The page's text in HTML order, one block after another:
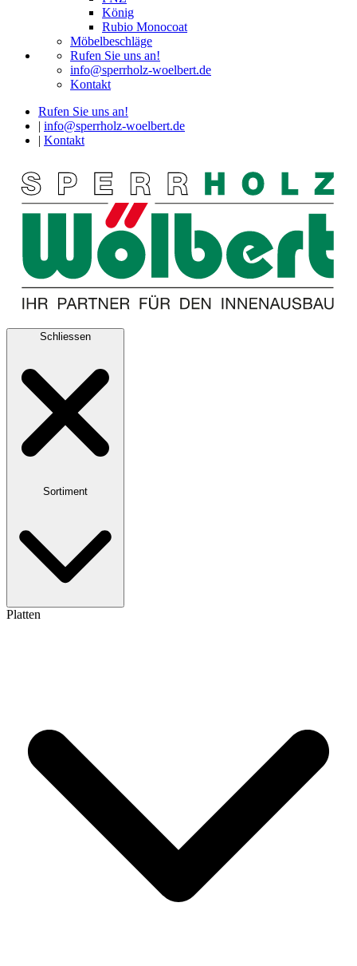
König
Rubio Monocoat
Möbelbeschläge
Rufen Sie uns an!
info@sperrholz-woelbert.de
Kontakt
Rufen Sie uns an!
info@sperrholz-woelbert.de
Kontakt
Schliessen
Sortiment
Platten